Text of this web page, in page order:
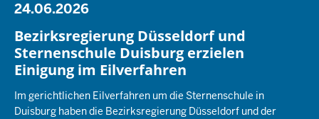
24.06.2026
Bezirksregierung Düsseldorf und
Sternenschule Duisburg erzielen
Einigung im Eilverfahren
Im gerichtlichen Eilverfahren um die Sternenschule in
Duisburg haben die Bezirksregierung Düsseldorf und der